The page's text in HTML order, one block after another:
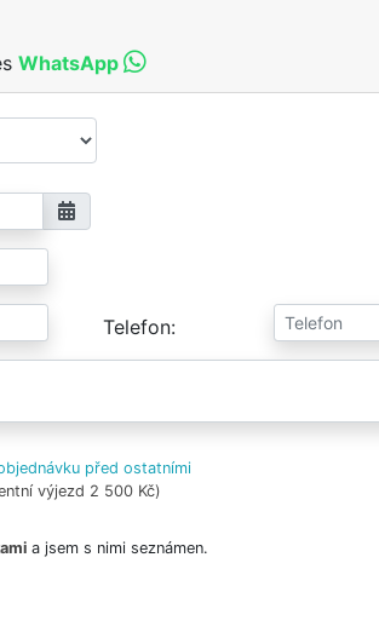
WhatsApp
Telefon
před ostatními
výjezd 2 500 Kč)
a jsem s nimi seznámen.